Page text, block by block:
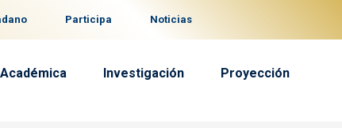
Participa Noticias
Investigación Proyección